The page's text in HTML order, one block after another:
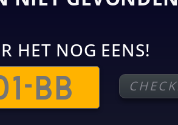
HET NOG EENS!